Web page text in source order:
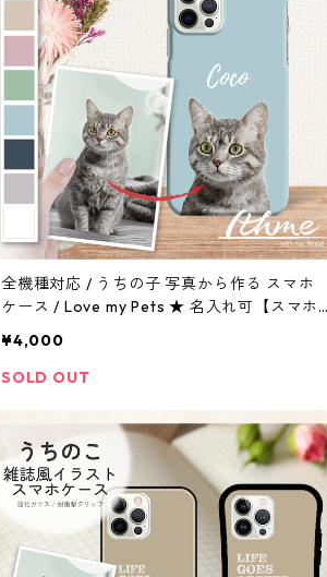
全機種対応 / うちの子 写真から作る スマホ
ケース / Love my Pets ★ 名入れ可【スマホ
oid系・犬 猫 ペット うちのこ】
¥4,000
SOLD OUT